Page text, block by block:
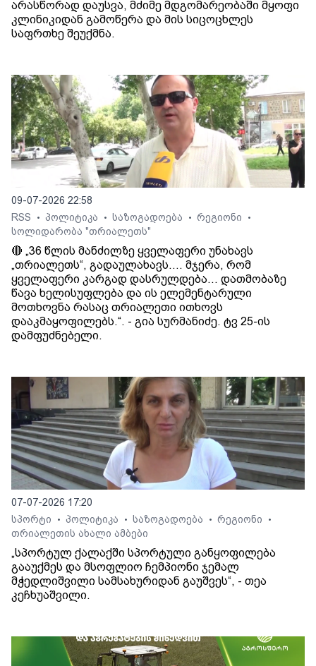
არასწორად დაუსვა, მძიმე მდგომარეობაში მყოფი
კლინიკიდან გამოწერა და მის სიცოცხლეს
საფრთხე შეუქმნა.
09-07-2026 22:58
RSS
• პოლიტიკა • საზოგადოება • რეგიონი •
სოლიდარობა "თრიალეთს"
🔴 „36 წლის მანძილზე ყველაფერი უნახავს
„თრიალეთს“, გადაულახავს.... მჯერა, რომ
ყველაფერი კარგად დასრულდება... დათმობაზე
წავა ხელისუფლება და ის ელემენტარული
მოთხოვნა რასაც თრიალეთი ითხოვს
დააკმაყოფილებს.“. - გია სურმანიძე. ტვ 25-ის
დამფუძნებელი.
07-07-2026 17:20
სპორტი
• პოლიტიკა • საზოგადოება • რეგიონი •
თრიალეთის ახალი ამბები
„სპორტულ ქალაქში სპორტული განყოფილება
გააუქმეს და მსოფლიო ჩემპიონი ჯემალ
მჭედლიშვილი სამსახურიდან გაუშვეს“, - თეა
კეჩხუაშვილი.